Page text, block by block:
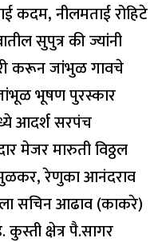
कदम, नीलमताई रोहिटे
सुपुत्र की ज्यांनी
करून जांभुळ गावचे
भूषण पुरस्कार
आदर्श सरपंच
मेजर मारुती विठ्ठल
रेणुका आनंदराव
सचिन आढाव (काकरे)
क्षेत्र पै.सागर